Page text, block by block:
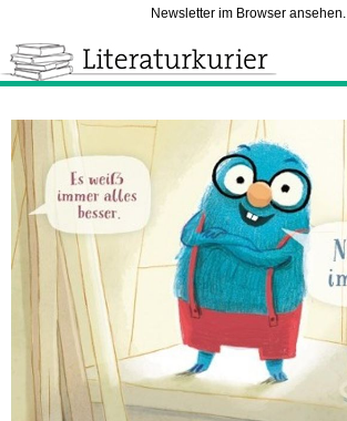
Newsletter im Browser ansehen.